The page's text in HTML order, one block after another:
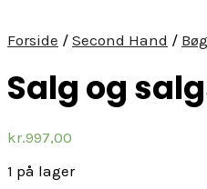
Forside / Second Hand /
Salg og
kr.997,00
1 på lager